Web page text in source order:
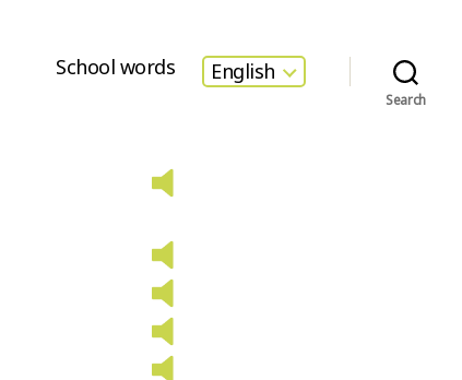
School words English
Search